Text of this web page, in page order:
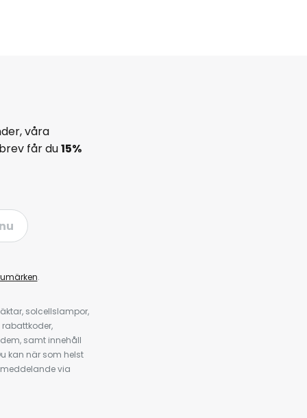
våra
får du15%
.
solcellslampor,
samt innehåll
kan när som helst
via